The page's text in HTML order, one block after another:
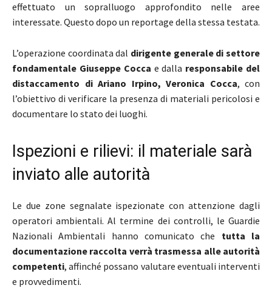
effettuato un sopralluogo approfondito nelle aree
interessate. Questo dopo un reportage della stessa testata.
L’operazione coordinata dal dirigente generale di settore
fondamentale Giuseppe Cocca e dalla responsabile del
distaccamento di Ariano Irpino, Veronica Cocca, con
l’obiettivo di verificare la presenza di materiali pericolosi e
documentare lo stato dei luoghi.
Ispezioni e rilievi: il materiale sarà
inviato alle autorità
Le due zone segnalate ispezionate con attenzione dagli
operatori ambientali. Al termine dei controlli, le Guardie
Nazionali Ambientali hanno comunicato che tutta la
documentazione raccolta verrà trasmessa alle autorità
competenti, affinché possano valutare eventuali interventi
e provvedimenti.